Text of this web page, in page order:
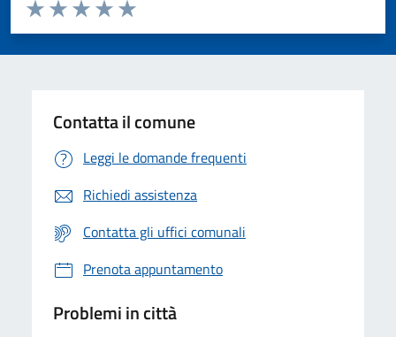
Valuta 5 stelle su 5
Valuta 4 stelle su 5
Valuta 3 stelle su 5
Valuta 2 stelle su 5
Valuta 1 stelle su 5
Contatta il comune
Leggi le domande frequenti
Richiedi assistenza
Contatta gli uffici comunali
Prenota appuntamento
Problemi in città